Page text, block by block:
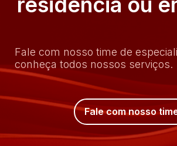
Fale com nosso time de
conheça todos nossos serviços.
Fale com nosso